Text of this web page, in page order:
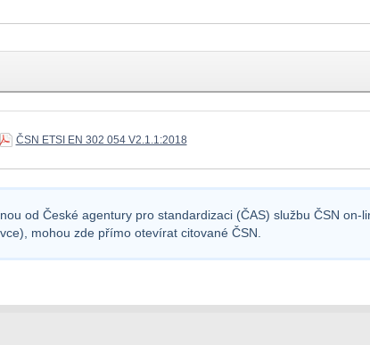
ČSN ETSI EN 302 054 V2.1.1:2018
od České agentury pro standardizaci (ČAS) službu ČSN on-
mohou zde přímo otevírat citované ČSN.